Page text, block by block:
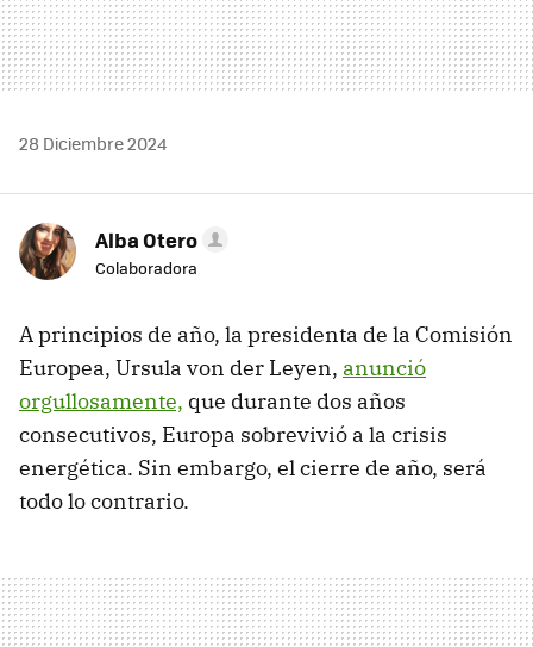
28 Diciembre 2024
Alba Otero
Colaboradora
A principios de año, la presidenta de la Comisión
Europea, Ursula von der Leyen, anunció
orgullosamente, que durante dos años
consecutivos, Europa sobrevivió a la crisis
energética. Sin embargo, el cierre de año, será
todo lo contrario.